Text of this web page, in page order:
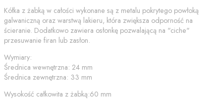
Kółka z żabką w całości wykonane są z metalu pokrytego powłoką
galwaniczną oraz warstwą lakieru, która zwiększa odporność na
ścieranie. Dodatkowo zawiera osłonkę pozwalającą na "ciche"
przesuwanie firan lub zasłon.
Wymiary:
Średnica wewnętrzna: 24 mm
Średnica zewnętrzna: 33 mm
Wysokość całkowita z żabką:60 mm